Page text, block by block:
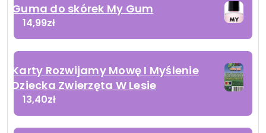
Guma do skórek My Gum
14,99zł
Karty Rozwijamy Mowę I Myślenie
Dziecka Zwierzęta W Lesie
13,40zł